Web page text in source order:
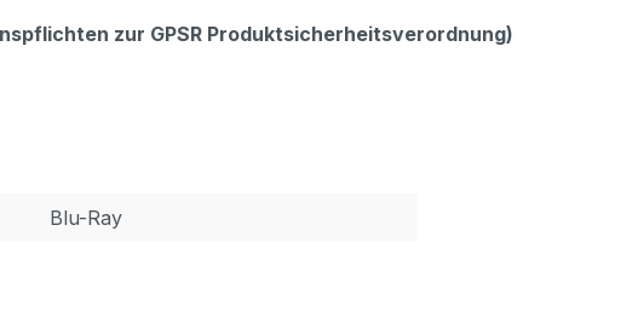
zur GPSR Produktsicherheitsverordnung)
Blu-Ray